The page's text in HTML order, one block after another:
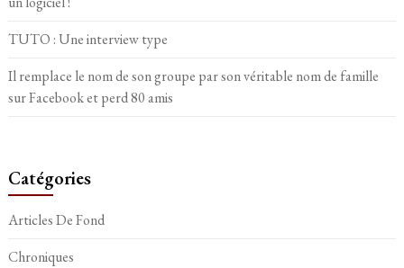
TUTO : Une interview type
Il remplace le nom de son groupe par son véritable nom de famille
sur Facebook et perd 80 amis
Catégories
Articles De Fond
Chroniques